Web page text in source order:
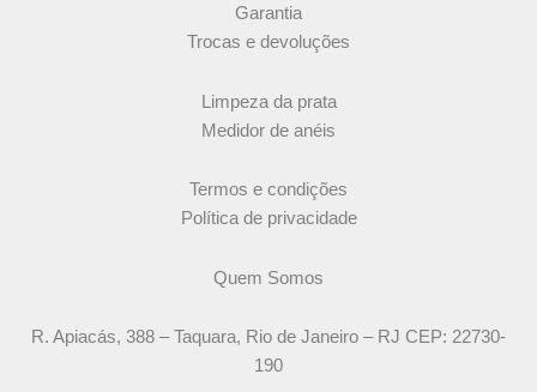
Garantia
Trocas e devoluções
Limpeza da prata
Medidor de anéis
Termos e condições
Política de privacidade
Quem Somos
R. Apiacás, 388 – Taquara, Rio de Janeiro – RJ CEP: 22730-
190